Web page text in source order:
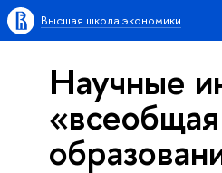
Высшая школа экономики
Научные